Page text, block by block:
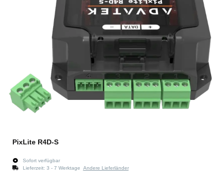
PixLite R4D-S
Sofort verfügbar
Lieferzeit: 3 - 7 Werktage Andere Lieferländer